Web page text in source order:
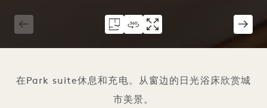
在Park suite休息和充电。从窗边的日光浴床欣赏城
市美景。